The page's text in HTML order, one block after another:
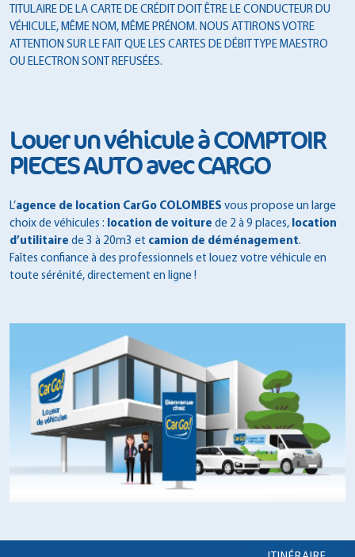
TITULAIRE DE LA CARTE DE CRÉDIT DOIT ÊTRE LE CONDUCTEUR DU
VÉHICULE, MÊME NOM, MÊME PRÉNOM. NOUS ATTIRONS VOTRE
ATTENTION SUR LE FAIT QUE LES CARTES DE DÉBIT TYPE MAESTRO
OU ELECTRON SONT REFUSÉES.
Louer un véhicule à COMPTOIR
PIECES AUTO avec CARGO
L’agence de location CarGo COLOMBES vous propose un large
choix de véhicules : location de voiture de 2 à 9 places, location
d’utilitaire de 3 à 20m3 et camion de déménagement.
Faîtes confiance à des professionnels et louez votre véhicule en
toute sérénité, directement en ligne !